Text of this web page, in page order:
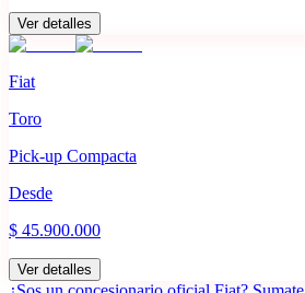
Ver detalles
Fiat
Toro
Pick-up Compacta
Desde
$ 45.900.000
Ver detalles